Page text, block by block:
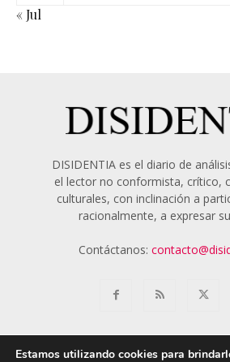
« Jul
DISIDENTIA es el diario de
el lector no conformista, crítico,
culturales, con inclinación a
racionalmente, a expresar
Contáctanos:
Estamos utilizando cookies para